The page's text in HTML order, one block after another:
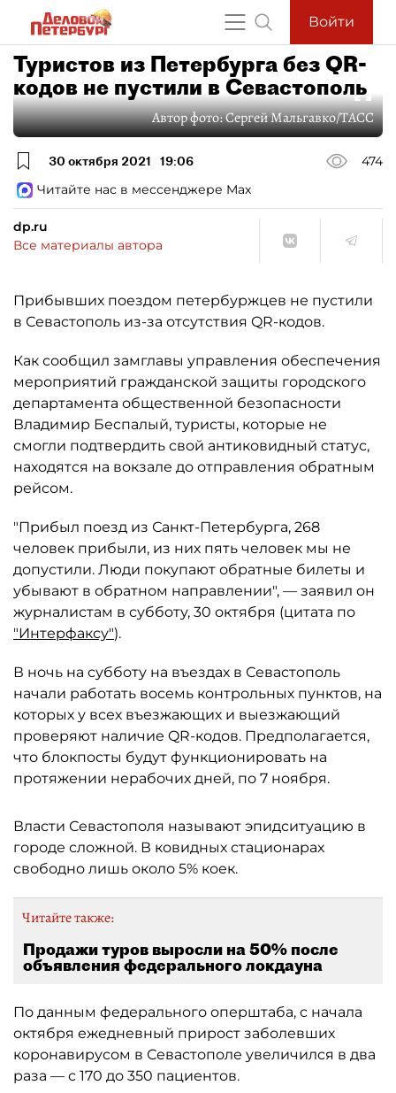
Войти
Туристов из Петербурга без QR-
кодов не пустили в Севастополь
Автор фото:Сергей Мальгавко/ТАСС
30 октября 2021 19:06
474
Читайте нас в мессенджере Max
dp.ru
Все материалы автора
Прибывших поездом петербуржцев не пустили
в Севастополь из-за отсутствия QR-кодов.
Как сообщил замглавы управления обеспечения
мероприятий гражданской защиты городского
департамента общественной безопасности
Владимир Беспалый, туристы, которые не
смогли подтвердить свой антиковидный статус,
находятся на вокзале до отправления обратным
рейсом.
"Прибыл поезд из Санкт-Петербурга, 268
человек прибыли, из них пять человек мы не
допустили. Люди покупают обратные билеты и
убывают в обратном направлении", — заявил он
журналистам в субботу, 30 октября (цитата по
"Интерфаксу").
В ночь на субботу на въездах в Севастополь
начали работать восемь контрольных пунктов, на
которых у всех въезжающих и выезжающий
проверяют наличие QR-кодов. Предполагается,
что блокпосты будут функционировать на
протяжении нерабочих дней, по 7 ноября.
Власти Севастополя называют эпидситуацию в
городе сложной. В ковидных стационарах
свободно лишь около 5% коек.
Читайте также:
Продажи туров выросли на 50% после
объявления федерального локдауна
По данным федерального оперштаба, с начала
октября ежедневный прирост заболевших
коронавирусом в Севастополе увеличился в два
раза — с 170 до 350 пациентов.